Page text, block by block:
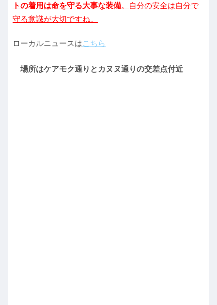
トの着用は命を守る大事な装備。自分の安全は自分で
守る意識が大切ですね。
ローカルニュースはこちら
場所はケアモク通りとカヌヌ通りの交差点付近